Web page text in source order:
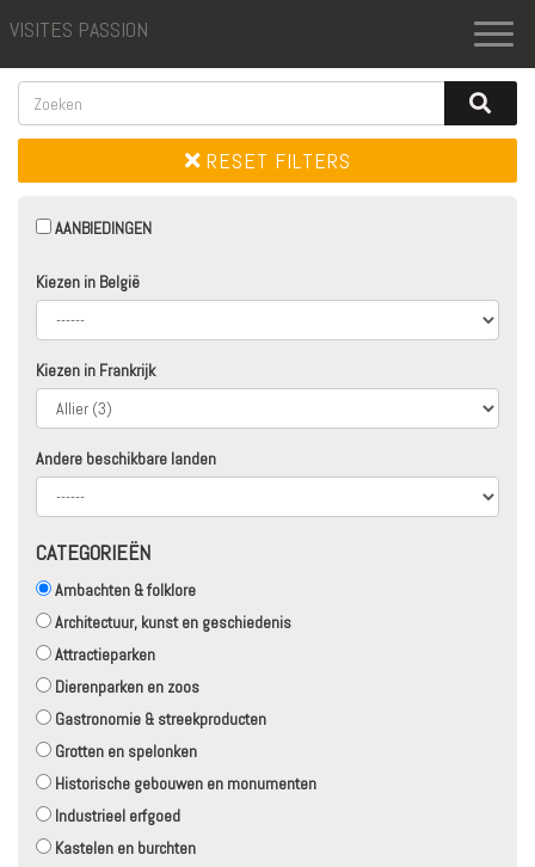
VISITES PASSION
RESET FILTERS
AANBIEDINGEN
Kiezen in België
Kiezen in Frankrijk
Andere beschikbare landen
CATEGORIEËN
Ambachten & folklore
Architectuur, kunst en geschiedenis
Attractieparken
Dierenparken en zoos
Gastronomie & streekproducten
Grotten en spelonken
Historische gebouwen en monumenten
Industrieel erfgoed
Kastelen en burchten